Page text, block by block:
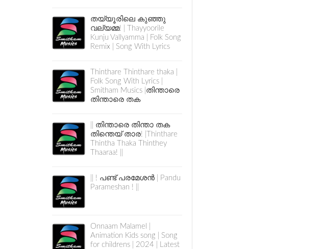
തയ്യൂരിലെ കുഞ്ഞു
വല്യമ്മ! | Thayyoorile
Kunju Vallyamma | Folk Song
Remix | Song With Lyrics
Thinthare Thinthare thaka |
Folk Song With Lyrics |
Smitham Musics |തിന്താരെ
തിന്താരെ തക
|| തിന്താരെ തിന്താ തക
തിന്തെയ് താര! |Thinthare
Thintha Thaka Thinthey
Thaaraa! ||
|| ! പണ്ട് പരമേശൻ | Pandu
Parameshan ! ||
Onnaam Malamel |
Animation Kids song | Song
for childrens | 2024 | Latest